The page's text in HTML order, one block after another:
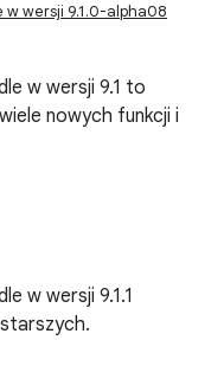
w wersji 9.1.0-alpha08
w wersji 9.1 to
nowych funkcji i
w wersji 9.1.1